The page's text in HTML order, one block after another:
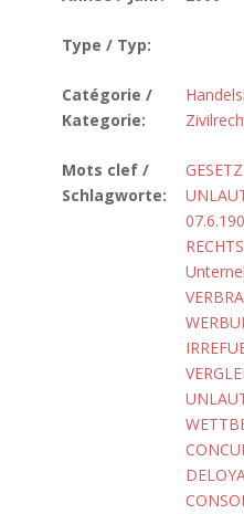
Type / Typ:
Catégorie /
Kategorie:
Mots clef /
Schlagworte: